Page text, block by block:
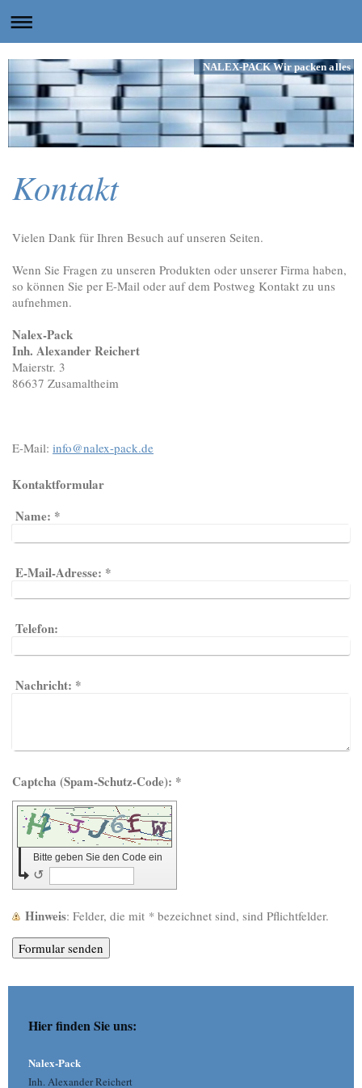
NALEX-PACK Wir packen alles
Kontakt
Vielen Dank für Ihren Besuch auf unseren Seiten.
Wenn Sie Fragen zu unseren Produkten oder unserer Firma haben,
so können Sie per E-Mail oder auf dem Postweg Kontakt zu uns
aufnehmen.
Nalex-Pack
Inh. Alexander Reichert
Maierstr. 3
86637 Zusamaltheim
E-Mail: info@nalex-pack.de
Kontaktformular
Name: *
E-Mail-Adresse: *
Telefon:
Nachricht: *
Captcha (Spam-Schutz-Code): *
Bitte geben Sie den Code ein
↺
Hinweis : Felder, die mit * bezeichnet sind, sind Pflichtfelder.
Hier finden Sie uns:
Nalex-Pack
Inh. Alexander Reichert